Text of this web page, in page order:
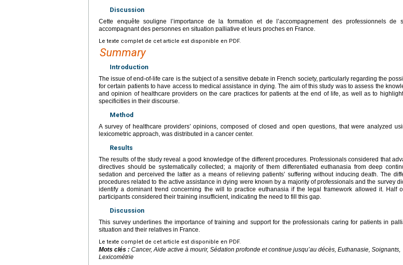
Discussion
Cette enquête souligne l’importance de la formation et de l’accompagnement des professionnels de
accompagnant des personnes en situation palliative et leurs proches en France.
Le texte complet de cet article est disponible en PDF.
Summary
Introduction
The issue of end-of-life care is the subject of a sensitive debate in French society, particularly regarding the
for certain patients to have access to medical assistance in dying. The aim of this study was to assess the
and opinion of healthcare providers on the care practices for patients at the end of life, as well as to
specificities in their discourse.
Method
A survey of healthcare providers’ opinions, composed of closed and open questions, that were analyzed
lexicometric approach, was distributed in a cancer center.
Results
The results of the study reveal a good knowledge of the different procedures. Professionals considered that
directives should be systematically collected; a majority of them differentiated euthanasia from deep
sedation and perceived the latter as a means of relieving patients’ suffering without inducing death. The
procedures related to the active assistance in dying were known by a majority of professionals and the survey
identify a dominant trend concerning the will to practice euthanasia if the legal framework allowed it. Half
participants considered their training insufficient, indicating the need to fill this gap.
Discussion
This survey underlines the importance of training and support for the professionals caring for patients in
situation and their relatives in France.
Le texte complet de cet article est disponible en PDF.
Mots clés : Cancer, Aide active à mourir, Sédation profonde et continue jusqu’au décès, Euthanasie, Soignants,
Lexicométrie